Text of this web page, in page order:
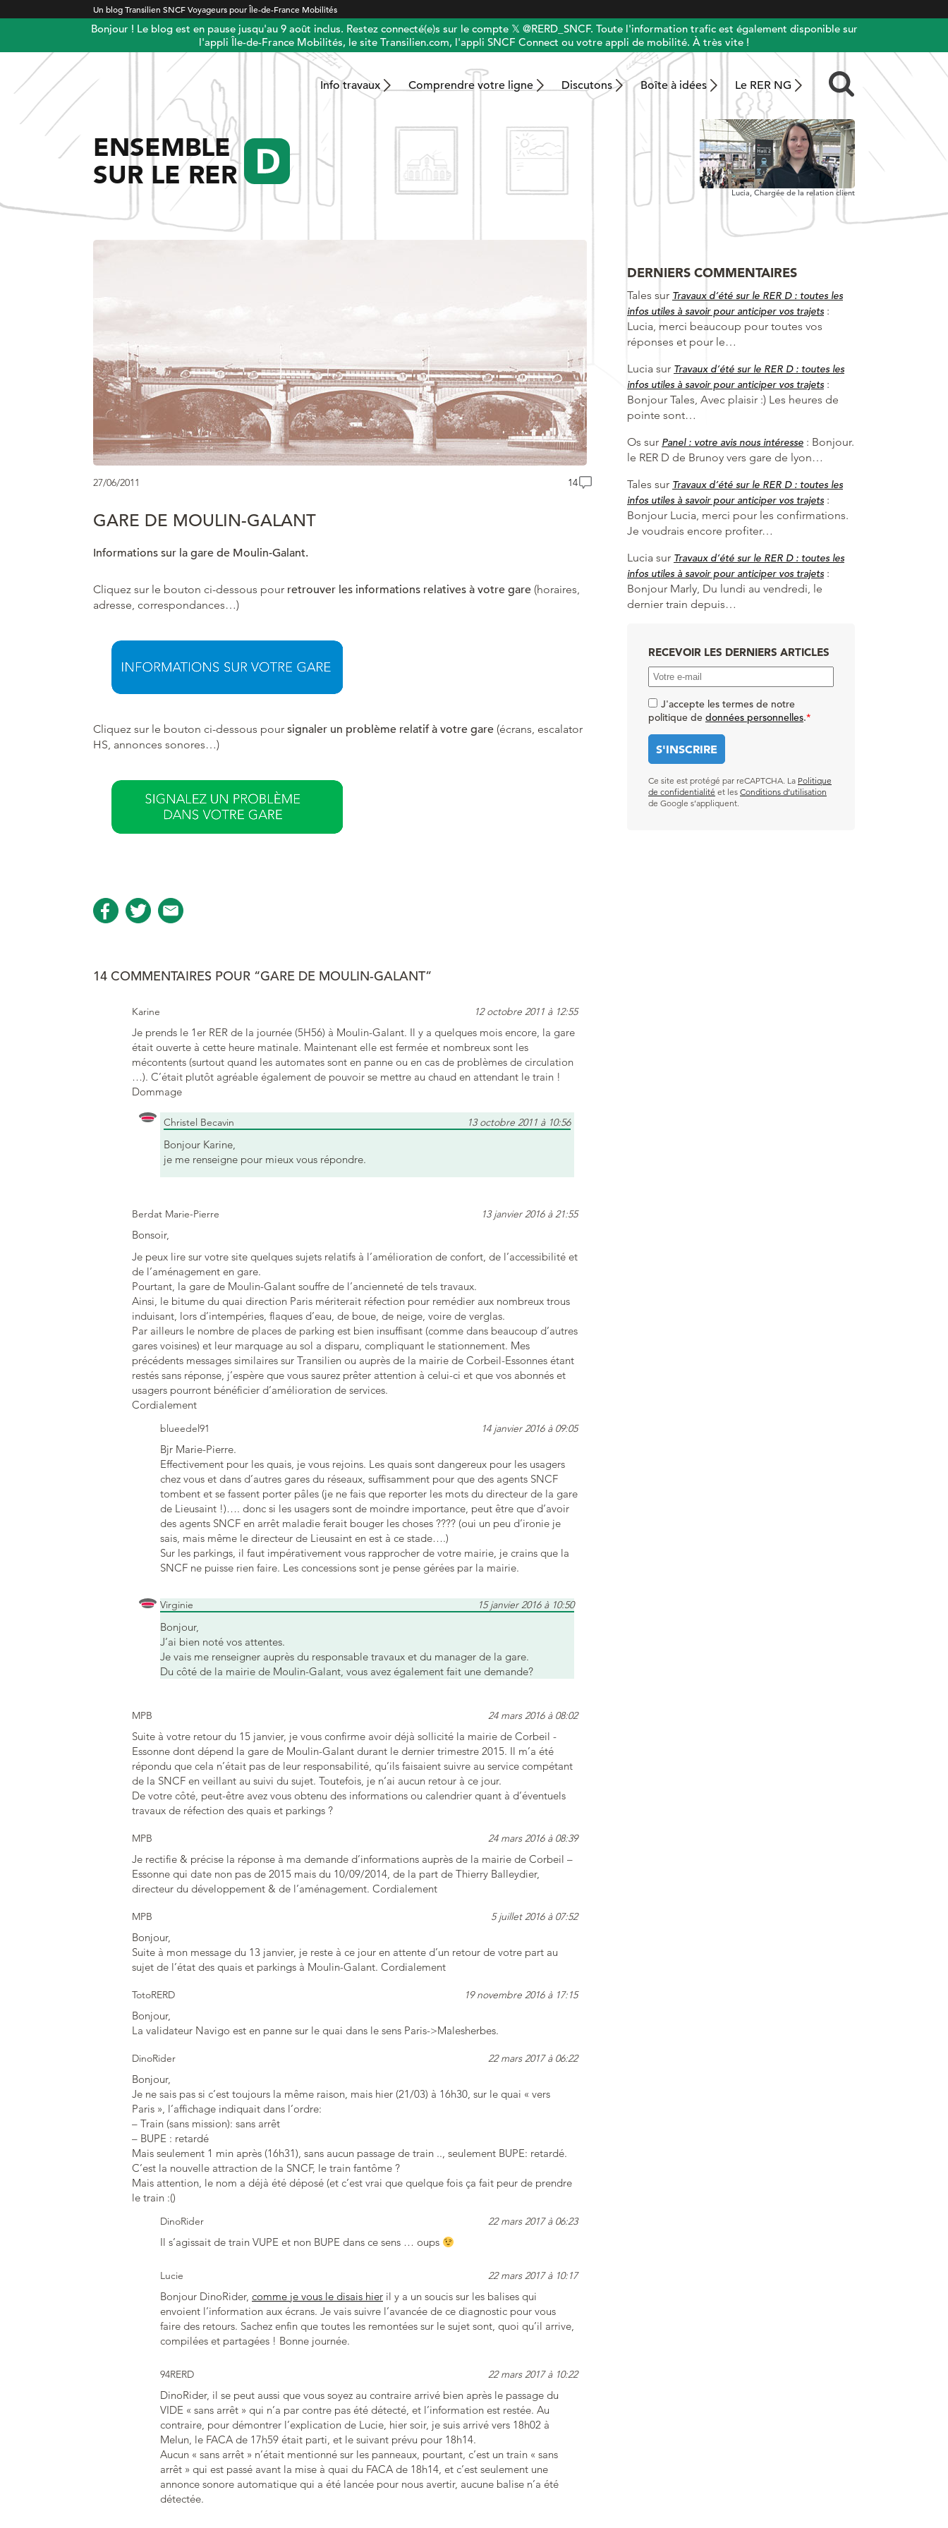
Un blog Transilien SNCF Voyageurs pour Île-de-France Mobilités
Bonjour ! Le blog est en pause jusqu'au 9 août inclus. Restez connecté(e)s sur le compte 𝕏 @RERD_SNCF. Toute l'information trafic est également disponible sur
l'appli Île-de-France Mobilités, le site Transilien.com, l'appli SNCF Connect ou votre appli de mobilité. À très vite !
Info travaux Comprendre votre ligne Discutons Boîte à idées Le RER NG
ENSEMBLE
SUR LE RER
Lucia, Chargée de la relation client
27/06/2011 14
GARE DE MOULIN-GALANT
Informations sur la gare de Moulin-Galant.
Cliquez sur le bouton ci-dessous pour retrouver les informations relatives à votre gare (horaires,
adresse, correspondances…)
Cliquez sur le bouton ci-dessous pour signaler un problème relatif à votre gare (écrans, escalator
HS, annonces sonores…)
14 COMMENTAIRES POUR “GARE DE MOULIN-GALANT”
Karine 12 octobre 2011 à 12:55
Je prends le 1er RER de la journée (5H56) à Moulin-Galant. Il y a quelques mois encore, la gare
était ouverte à cette heure matinale. Maintenant elle est fermée et nombreux sont les
mécontents (surtout quand les automates sont en panne ou en cas de problèmes de circulation
…). C’était plutôt agréable également de pouvoir se mettre au chaud en attendant le train !
Dommage
Christel Becavin 13 octobre 2011 à 10:56
Bonjour Karine,
je me renseigne pour mieux vous répondre.
Berdat Marie-Pierre 13 janvier 2016 à 21:55
Bonsoir,
Je peux lire sur votre site quelques sujets relatifs à l’amélioration de confort, de l’accessibilité et
de l’aménagement en gare.
Pourtant, la gare de Moulin-Galant souffre de l’ancienneté de tels travaux.
Ainsi, le bitume du quai direction Paris mériterait réfection pour remédier aux nombreux trous
induisant, lors d’intempéries, flaques d’eau, de boue, de neige, voire de verglas.
Par ailleurs le nombre de places de parking est bien insuffisant (comme dans beaucoup d’autres
gares voisines) et leur marquage au sol a disparu, compliquant le stationnement. Mes
précédents messages similaires sur Transilien ou auprès de la mairie de Corbeil-Essonnes étant
restés sans réponse, j’espère que vous saurez prêter attention à celui-ci et que vos abonnés et
usagers pourront bénéficier d’amélioration de services.
Cordialement
blueedel91 14 janvier 2016 à 09:05
Bjr Marie-Pierre.
Effectivement pour les quais, je vous rejoins. Les quais sont dangereux pour les usagers
chez vous et dans d’autres gares du réseaux, suffisamment pour que des agents SNCF
tombent et se fassent porter pâles (je ne fais que reporter les mots du directeur de la gare
de Lieusaint !)…. donc si les usagers sont de moindre importance, peut être que d’avoir
des agents SNCF en arrêt maladie ferait bouger les choses ???? (oui un peu d’ironie je
sais, mais même le directeur de Lieusaint en est à ce stade….)
Sur les parkings, il faut impérativement vous rapprocher de votre mairie, je crains que la
SNCF ne puisse rien faire. Les concessions sont je pense gérées par la mairie.
Virginie 15 janvier 2016 à 10:50
Bonjour,
J’ai bien noté vos attentes.
Je vais me renseigner auprès du responsable travaux et du manager de la gare.
Du côté de la mairie de Moulin-Galant, vous avez également fait une demande?
MPB 24 mars 2016 à 08:02
Suite à votre retour du 15 janvier, je vous confirme avoir déjà sollicité la mairie de Corbeil -
Essonne dont dépend la gare de Moulin-Galant durant le dernier trimestre 2015. Il m’a été
répondu que cela n’était pas de leur responsabilité, qu’ils faisaient suivre au service compétant
de la SNCF en veillant au suivi du sujet. Toutefois, je n’ai aucun retour à ce jour.
De votre côté, peut-être avez vous obtenu des informations ou calendrier quant à d’éventuels
travaux de réfection des quais et parkings ?
MPB 24 mars 2016 à 08:39
Je rectifie & précise la réponse à ma demande d’informations auprès de la mairie de Corbeil –
Essonne qui date non pas de 2015 mais du 10/09/2014, de la part de Thierry Balleydier,
directeur du développement & de l’aménagement. Cordialement
MPB 5 juillet 2016 à 07:52
Bonjour,
Suite à mon message du 13 janvier, je reste à ce jour en attente d’un retour de votre part au
sujet de l’état des quais et parkings à Moulin-Galant. Cordialement
TotoRERD 19 novembre 2016 à 17:15
Bonjour,
La validateur Navigo est en panne sur le quai dans le sens Paris->Malesherbes.
DinoRider 22 mars 2017 à 06:22
Bonjour,
Je ne sais pas si c’est toujours la même raison, mais hier (21/03) à 16h30, sur le quai « vers
Paris », l’affichage indiquait dans l’ordre:
– Train (sans mission): sans arrêt
– BUPE : retardé
Mais seulement 1 min après (16h31), sans aucun passage de train .., seulement BUPE: retardé.
C’est la nouvelle attraction de la SNCF, le train fantôme ?
Mais attention, le nom a déjà été déposé (et c’est vrai que quelque fois ça fait peur de prendre
le train :()
DinoRider 22 mars 2017 à 06:23
Il s’agissait de train VUPE et non BUPE dans ce sens … oups
Lucie 22 mars 2017 à 10:17
Bonjour DinoRider, comme je vous le disais hier il y a un soucis sur les balises qui
envoient l’information aux écrans. Je vais suivre l’avancée de ce diagnostic pour vous
faire des retours. Sachez enfin que toutes les remontées sur le sujet sont, quoi qu’il arrive,
compilées et partagées ! Bonne journée.
94RERD 22 mars 2017 à 10:22
DinoRider, il se peut aussi que vous soyez au contraire arrivé bien après le passage du
VIDE « sans arrêt » qui n’a par contre pas été détecté, et l’information est restée. Au
contraire, pour démontrer l’explication de Lucie, hier soir, je suis arrivé vers 18h02 à
Melun, le FACA de 17h59 était parti, et le suivant prévu pour 18h14.
Aucun « sans arrêt » n’était mentionné sur les panneaux, pourtant, c’est un train « sans
arrêt » qui est passé avant la mise à quai du FACA de 18h14, et c’est seulement une
annonce sonore automatique qui a été lancée pour nous avertir, aucune balise n’a été
détectée.
DERNIERS COMMENTAIRES
Tales sur Travaux d’été sur le RER D : toutes les
infos utiles à savoir pour anticiper vos trajets :
Lucia, merci beaucoup pour toutes vos
réponses et pour le…
Lucia sur Travaux d’été sur le RER D : toutes les
infos utiles à savoir pour anticiper vos trajets :
Bonjour Tales, Avec plaisir :) Les heures de
pointe sont…
Os sur Panel : votre avis nous intéresse : Bonjour.
le RER D de Brunoy vers gare de lyon…
Tales sur Travaux d’été sur le RER D : toutes les
infos utiles à savoir pour anticiper vos trajets :
Bonjour Lucia, merci pour les confirmations.
Je voudrais encore profiter…
Lucia sur Travaux d’été sur le RER D : toutes les
infos utiles à savoir pour anticiper vos trajets :
Bonjour Marly, Du lundi au vendredi, le
dernier train depuis…
RECEVOIR LES DERNIERS ARTICLES
J'accepte les termes de notre
politique de données personnelles.*
Ce site est protégé par reCAPTCHA. La Politique
de confidentialité et les Conditions d’utilisation
de Google s’appliquent.